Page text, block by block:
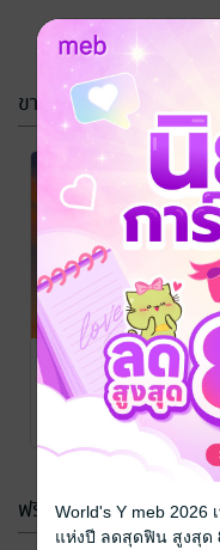
นายหญิงแสนรัก
ของตัวร้าย เล่ม
11Millionmilesaway
/
MACARONI/
นิยายรักจีนโบราณ
No Rating
/นิ
ขายดี
ทะลุมิติมาเป็น
คณิกาคนโปรด
ของตัวร้าย เล่ม
1Millionmilesaway
MACARONI/
นิยายรักจีนโบราณ
แ
/นิ
ฟรีกระจาย
World's Y meb 2026
แห่งปี ลดสุดฟิน สูงสุด